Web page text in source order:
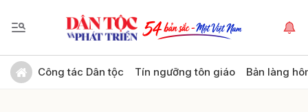
Công tác Dân tộc Tín ngưỡng tôn giáo Bản làng
Gửi bình luận